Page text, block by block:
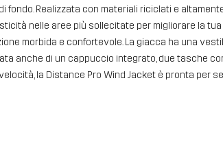
fondo. Realizzata con materiali riciclati e
nelle aree più sollecitate per migliorare la
morbida e confortevole. La giacca ha una
anche di un cappuccio integrato, due tasche
la Distance Pro Wind Jacket è pronta per